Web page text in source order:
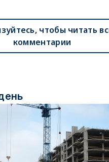
чтобы читать
комментарии